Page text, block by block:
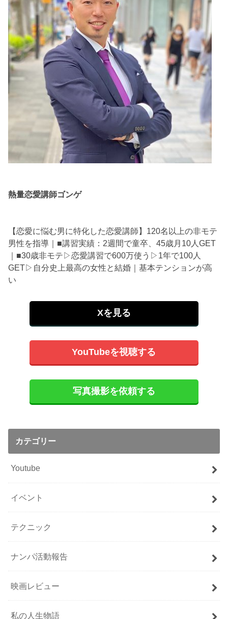
熱量恋愛講師ゴンゲ
【恋愛に悩む男に特化した恋愛講師】120名以上の非モテ
男性を指導｜■講習実績：2週間で童卒、45歳月10人GET
｜■30歳非モテ▷恋愛講習で600万使う▷1年で100人
GET▷自分史上最高の女性と結婚｜基本テンションが高
い
Xを見る
YouTubeを視聴する
写真撮影を依頼する
カテゴリー
Youtube
イベント
テクニック
ナンパ活動報告
映画レビュー
私の人生物語